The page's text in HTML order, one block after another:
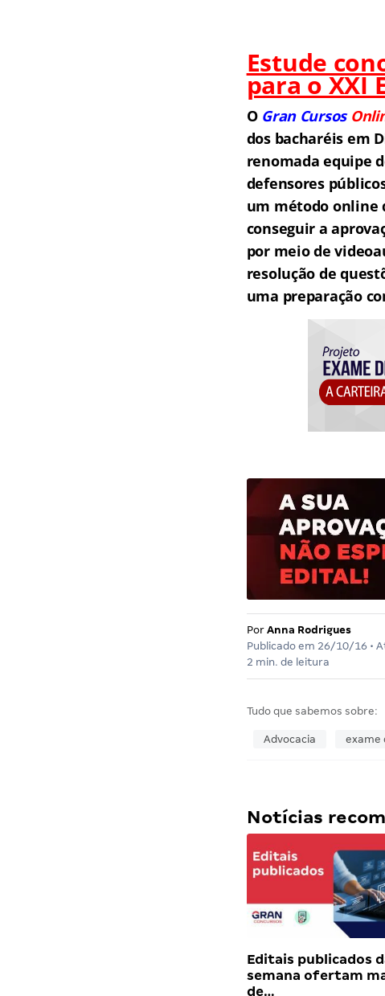
Estude
para o XXI
O Gran Cursos
dos bacharéis em
renomada equipe
defensores
um método online
conseguir a
por meio de
resolução de
uma preparação
Por Anna Rodrigues
Publicado em 26/10/16 •
2 min. de leitura
Tudo que sabemos sobre:
Advocacia exame
Notícias
Editais publicados
semana ofertam
de…